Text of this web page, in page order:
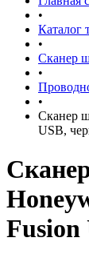
•
Каталог
•
Сканер
•
•
Сканер
USB,
Fusion